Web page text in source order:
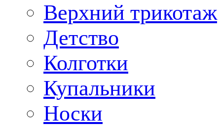
Верхний трикотаж
Детство
Колготки
Купальники
Носки